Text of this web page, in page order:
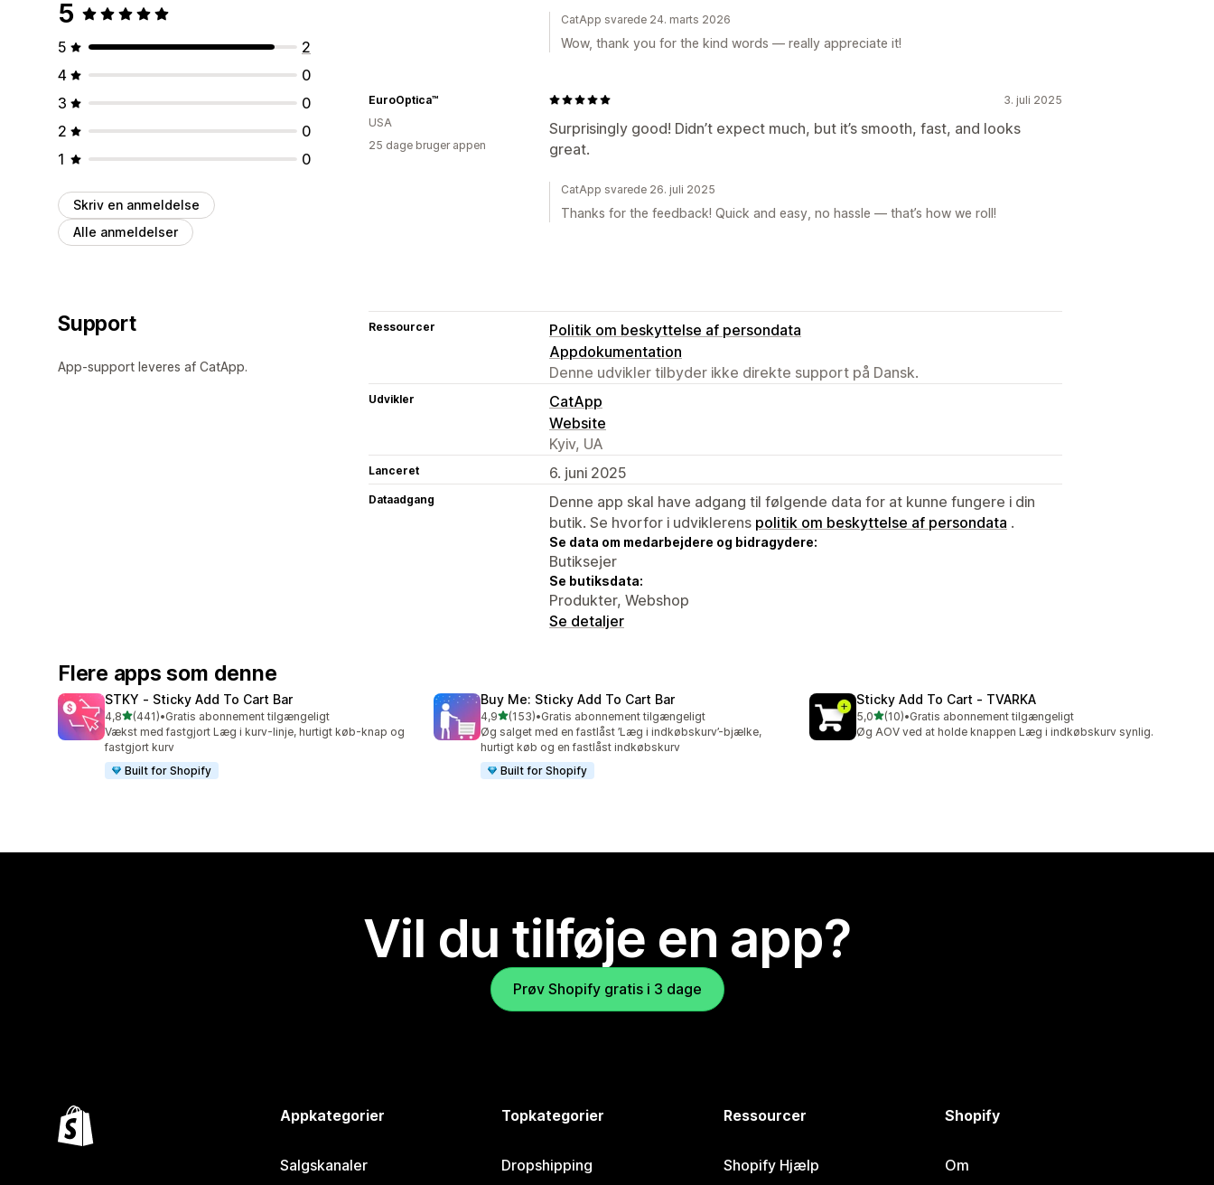
5
5
2
4
0
3
0
2
0
1
0
Skriv en anmeldelse
Alle anmeldelser
CatApp svarede 24. marts 2026
Wow, thank you for the kind words — really appreciate it!
3. juli 2025
Surprisingly good! Didn’t expect much, but it’s smooth, fast, and looks
great.
EuroOptica™
USA
25 dage bruger appen
CatApp svarede 26. juli 2025
Thanks for the feedback! Quick and easy, no hassle — that’s how we roll!
Support
App-support leveres af CatApp.
Ressourcer
Politik om beskyttelse af persondata
Appdokumentation
Denne udvikler tilbyder ikke direkte support på Dansk.
Udvikler
CatApp
Website
Kyiv, UA
Lanceret 6. juni 2025
Dataadgang
Denne app skal have adgang til følgende data for at kunne fungere i din
butik. Se hvorfor i udviklerens politik om beskyttelse af persondata .
Se data om medarbejdere og bidragydere:
Butiksejer
Se butiksdata:
Produkter, Webshop
Se detaljer
Flere apps som denne
STKY ‑ Sticky Add To Cart Bar
4,8ud af 5 stjerner
(441)
441 anmeldelser i alt
•Gratis abonnement tilgængeligt
Vækst med fastgjort Læg i kurv-linje, hurtigt køb-knap og
fastgjort kurv
Built for Shopify
Buy Me: Sticky Add To Cart Bar
4,9ud af 5 stjerner
(153)
153 anmeldelser i alt
•Gratis abonnement tilgængeligt
Øg salget med en fastlåst ’Læg i indkøbskurv’-bjælke,
hurtigt køb og en fastlåst indkøbskurv
Built for Shopify
Sticky Add To Cart ‑ TVARKA
5,0ud af 5 stjerner
(10)
10 anmeldelser i alt
•Gratis abonnement tilgængeligt
Øg AOV ved at holde knappen Læg i indkøbskurv synlig.
Vil du tilføje en app?
Prøv Shopify gratis i 3 dage
Appkategorier
Salgskanaler
Topkategorier
Dropshipping
Ressourcer
Shopify Hjælp
Shopify
Om